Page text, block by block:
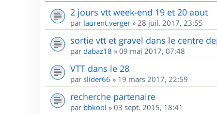
2 jours vtt week-end 19 et 20 aout
par laurent.verger » 28 juil. 2017, 23:55
sortie vtt et gravel dans le centre
par dabaz18 » 09 mai 2017, 07:48
VTT dans le 28
par slider66 » 19 mars 2017, 22:59
recherche partenaire
par bbkool » 03 sept. 2015, 18:41